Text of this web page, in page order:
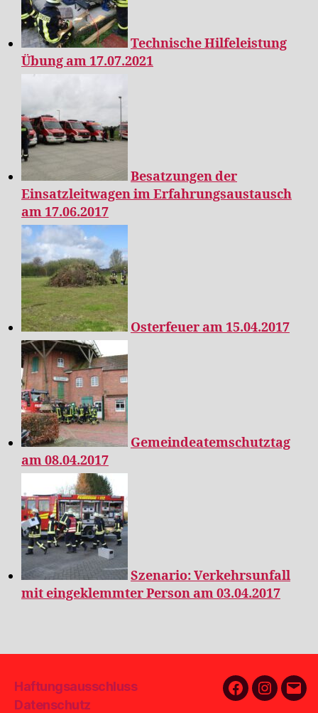
Technische Hilfeleistung
Übung am 17.07.2021
Besatzungen der
Einsatzleitwagen im Erfahrungsaustausch
am 17.06.2017
Osterfeuer am 15.04.2017
Gemeindeatemschutztag
am 08.04.2017
Szenario: Verkehrsunfall
mit eingeklemmter Person am 03.04.2017
Haftungsausschluss
Datenschutz
FacebookE-